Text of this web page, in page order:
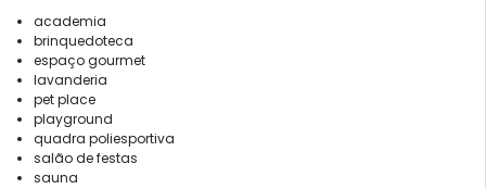
academia
brinquedoteca
espaço gourmet
lavanderia
pet place
playground
quadra poliesportiva
salão de festas
sauna